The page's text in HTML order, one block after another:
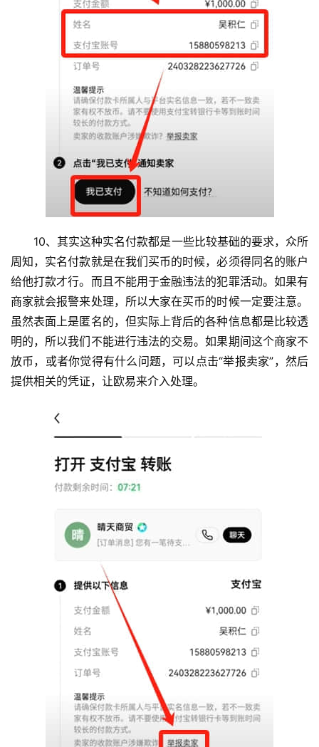
10、其实这种实名付款都是一些比较基础的要求，众所
周知，实名付款就是在我们买币的时候，必须得同名的账户
给他打款才行。而且不能用于金融违法的犯罪活动。如果有
商家就会报警来处理，所以大家在买币的时候一定要注意。
虽然表面上是匿名的，但实际上背后的各种信息都是比较透
明的，所以我们不能进行违法的交易。如果期间这个商家不
放币，或者你觉得有什么问题，可以点击“举报卖家”，然后
提供相关的凭证，让欧易来介入处理。